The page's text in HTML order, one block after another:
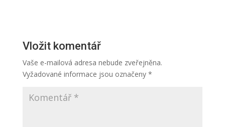
Vložit komentář
Vaše e-mailová adresa nebude zveřejněna.
Vyžadované informace jsou označeny *